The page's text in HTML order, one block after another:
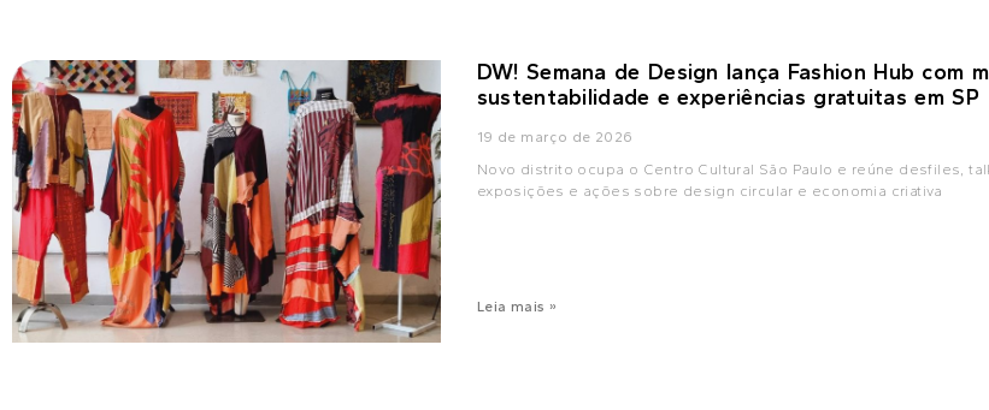
DW! Semana de Design lança Fashion Hub com
sustentabilidade e experiências gratuitas em SP
19 de março de 2026
Novo distrito ocupa o Centro Cultural São Paulo e reúne desfiles,
exposições e ações sobre design circular e economia criativa
Leia mais »